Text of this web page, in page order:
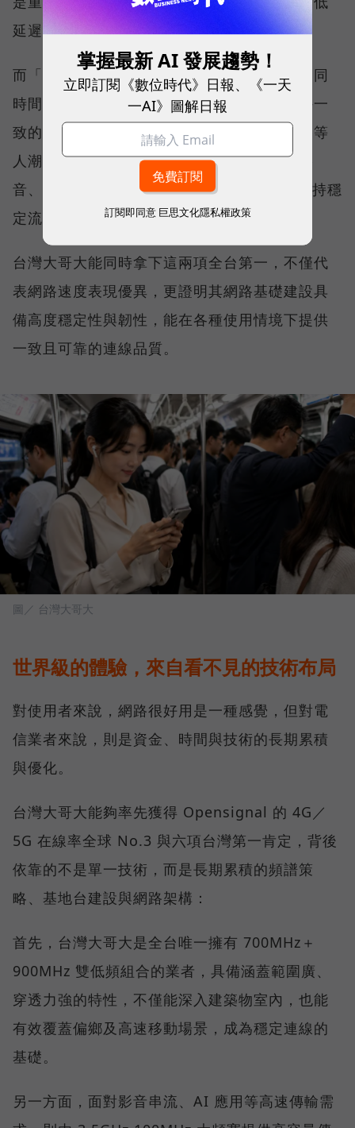
延遲且持續運作。
而「品質一致性」則是衡量電信業者可否在不同
時間、不同地點、不同網路負載下，都能維持一
致的網路服務品質。無論是在跨年晚會、球賽等
人潮密集場域，或是在高速移動時觀看串流影
音、傳送 LINE 訊息、分享社群動態，確保維持穩
定流暢，不因環境改變而明顯降速。
台灣大哥大能同時拿下這兩項全台第一，不僅代
表網路速度表現優異，更證明其網路基礎建設具
備高度穩定性與韌性，能在各種使用情境下提供
一致且可靠的連線品質。
圖／ 台灣大哥大
世界級的體驗，來自看不見的技術布局
對使用者來說，網路很好用是一種感覺，但對電
信業者來說，則是資金、時間與技術的長期累積
與優化。
台灣大哥大能夠率先獲得 Opensignal 的 4G／
5G 在線率全球 No.3 與六項台灣第一肯定，背後
依靠的不是單一技術，而是長期累積的頻譜策
略、基地台建設與網路架構：
首先，台灣大哥大是全台唯一擁有 700MHz＋
900MHz 雙低頻組合的業者，具備涵蓋範圍廣、
穿透力強的特性，不僅能深入建築物室內，也能
有效覆蓋偏鄉及高速移動場景，成為穩定連線的
基礎。
另一方面，面對影音串流、AI 應用等高速傳輸需
掌握最新 AI 發展趨勢！
立即訂閱《數位時代》日報、《一天
一AI》圖解日報
訂閱即同意 巨思文化隱私權政策